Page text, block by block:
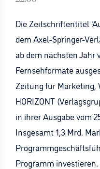
Die Zeitschriftentitel
dem Axel-Springer-
ab dem nächsten Jahr
Fernsehformate
Zeitung für Marketing,
HORIZONT
in ihrer Ausgabe vom
Insgesamt 1,3 Mrd.
Programm